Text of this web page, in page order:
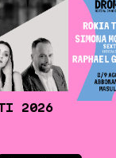
2026